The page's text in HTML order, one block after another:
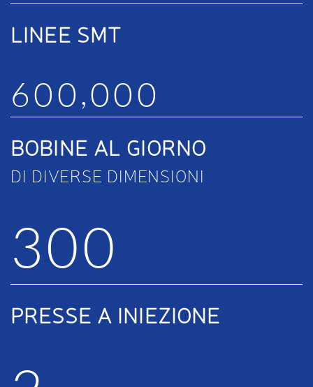
LINEE SMT
600,000
BOBINE AL GIORNO
DI DIVERSE DIMENSIONI
300
PRESSE A INIEZIONE